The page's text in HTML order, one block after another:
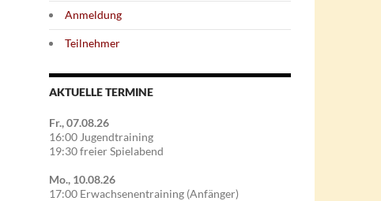
Anmeldung
Teilnehmer
AKTUELLE TERMINE
Fr., 07.08.26
16:00 Jugendtraining
19:30 freier Spielabend
Mo., 10.08.26
17:00 Erwachsenentraining (Anfänger)